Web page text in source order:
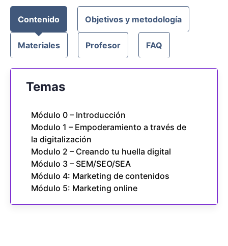
Contenido Objetivos y metodología
Materiales Profesor FAQ
Temas
Módulo 0 – Introducción
Modulo 1 – Empoderamiento a través de
la digitalización
Modulo 2 – Creando tu huella digital
Módulo 3 – SEM/SEO/SEA
Módulo 4: Marketing de contenidos
Módulo 5: Marketing online